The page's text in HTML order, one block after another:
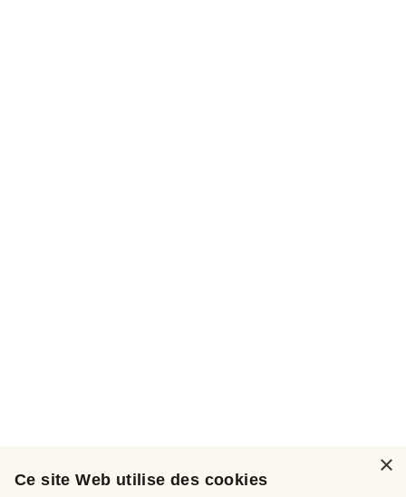
×
Ce site Web utilise des cookies